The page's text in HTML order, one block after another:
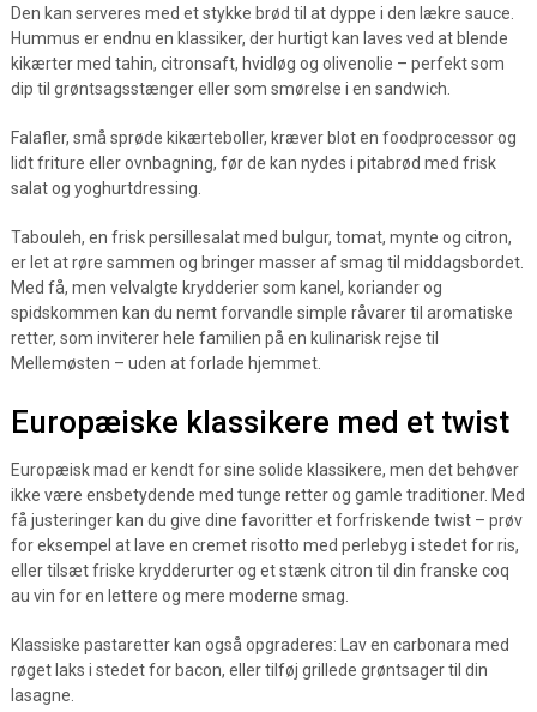
Den kan serveres med et stykke brød til at dyppe i den lækre sauce.
Hummus er endnu en klassiker, der hurtigt kan laves ved at blende
kikærter med tahin, citronsaft, hvidløg og olivenolie – perfekt som
dip til grøntsagsstænger eller som smørelse i en sandwich.
Falafler, små sprøde kikærteboller, kræver blot en foodprocessor og
lidt friture eller ovnbagning, før de kan nydes i pitabrød med frisk
salat og yoghurtdressing.
Tabouleh, en frisk persillesalat med bulgur, tomat, mynte og citron,
er let at røre sammen og bringer masser af smag til middagsbordet.
Med få, men velvalgte krydderier som kanel, koriander og
spidskommen kan du nemt forvandle simple råvarer til aromatiske
retter, som inviterer hele familien på en kulinarisk rejse til
Mellemøsten – uden at forlade hjemmet.
Europæiske klassikere med et twist
Europæisk mad er kendt for sine solide klassikere, men det behøver
ikke være ensbetydende med tunge retter og gamle traditioner. Med
få justeringer kan du give dine favoritter et forfriskende twist – prøv
for eksempel at lave en cremet risotto med perlebyg i stedet for ris,
eller tilsæt friske krydderurter og et stænk citron til din franske coq
au vin for en lettere og mere moderne smag.
Klassiske pastaretter kan også opgraderes: Lav en carbonara med
røget laks i stedet for bacon, eller tilføj grillede grøntsager til din
lasagne.